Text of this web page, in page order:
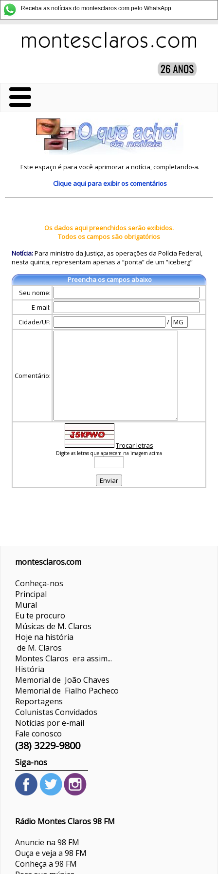
Receba as notícias do montesclaros.com pelo WhatsApp
Este espaço é para você aprimorar a notícia, completando-a.
Clique aquipara exibir os comentários
Os dados aqui preenchidos serão exibidos.
Todos os campos são obrigatórios
Notícia:Para ministro da Justiça, as operações da Polícia Federal,
nesta quinta, representam apenas a “ponta” de um “iceberg”
Preencha os campos abaixo
Seu nome:
E-mail:
Cidade/UF:
/
Comentário:
Trocar letras
Digite as letras que aparecem na imagem acima
montesclaros.com
Conheça-nos
Principal
Mural
Eu te procuro
Músicas de M. Claros
Hoje na história
de M. Claros
Montes Claros era assim...
História
Memorial de João Chaves
Memorial de Fialho Pacheco
Reportagens
ColunistasConvidados
Notícias por e-mail
Fale conosco
(38) 3229-9800
Siga-nos
Rádio Montes Claros 98 FM
Anuncie na 98 FM
Ouça e veja a 98 FM
Conheça a 98 FM